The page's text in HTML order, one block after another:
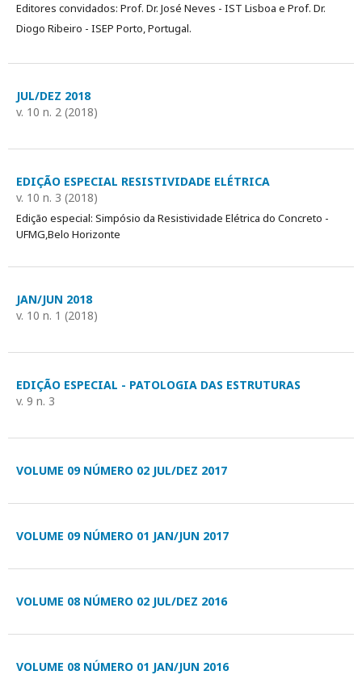
Editores convidados: Prof. Dr. José Neves - IST Lisboa e Prof. Dr.
Diogo Ribeiro - ISEP Porto, Portugal.
JUL/DEZ 2018
v. 10 n. 2 (2018)
EDIÇÃO ESPECIAL RESISTIVIDADE ELÉTRICA
v. 10 n. 3 (2018)
Edição especial: Simpósio da Resistividade Elétrica do Concreto -
UFMG,Belo Horizonte
JAN/JUN 2018
v. 10 n. 1 (2018)
EDIÇÃO ESPECIAL - PATOLOGIA DAS ESTRUTURAS
v. 9 n. 3
VOLUME 09 NÚMERO 02 JUL/DEZ 2017
VOLUME 09 NÚMERO 01 JAN/JUN 2017
VOLUME 08 NÚMERO 02 JUL/DEZ 2016
VOLUME 08 NÚMERO 01 JAN/JUN 2016